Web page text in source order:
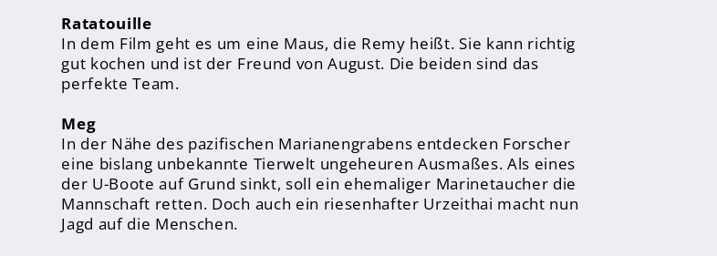
Lehrer*innen Ausbildung
Praktika und Praxissemester
Ratatouille
In dem Film geht es um eine Maus, die Remy heißt. Sie kann richtig
gut kochen und ist der Freund von August. Die beiden sind das
perfekte Team.
Meg
In der Nähe des pazifischen Marianengrabens entdecken Forscher
eine bislang unbekannte Tierwelt ungeheuren Ausmaßes. Als eines
der U-Boote auf Grund sinkt, soll ein ehemaliger Marinetaucher die
Mannschaft retten. Doch auch ein riesenhafter Urzeithai macht nun
Jagd auf die Menschen.